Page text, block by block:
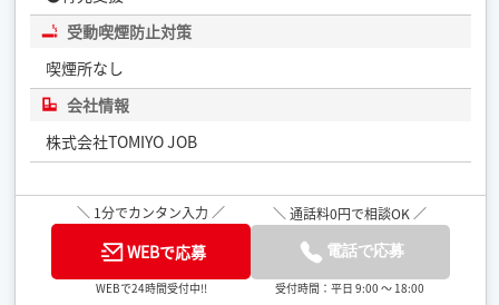
受動喫煙防止対策
喫煙所なし
会社情報
株式会社TOMIYO JOB
＼ 1分でカンタン入力 ／
WEBで応募
WEBで24時間受付中!!
＼ 通話料0円で相談OK ／
電話で応募
受付時間：平日 9:00 ～ 18:00